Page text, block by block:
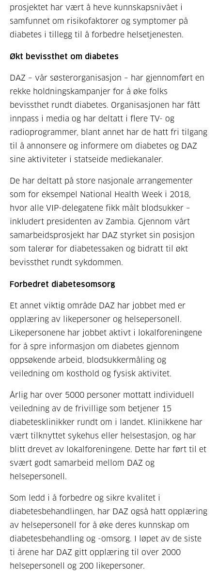
prosjektet har vært å heve kunnskapsnivået i
samfunnet om risikofaktorer og symptomer på
diabetes i tillegg til å forbedre helsetjenesten.
Økt bevissthet om diabetes
DAZ – vår søsterorganisasjon – har gjennomført en
rekke holdningskampanjer for å øke folks
bevissthet rundt diabetes. Organisasjonen har fått
innpass i media og har deltatt i flere TV- og
radioprogrammer, blant annet har de hatt fri tilgang
til å annonsere og informere om diabetes og DAZ
sine aktiviteter i statseide mediekanaler.
De har deltatt på store nasjonale arrangementer
som for eksempel National Health Week i 2018,
hvor alle VIP-delegatene fikk målt blodsukker –
inkludert presidenten av Zambia. Gjennom vårt
samarbeidsprosjekt har DAZ styrket sin posisjon
som talerør for diabetessaken og bidratt til økt
bevissthet rundt sykdommen.
Forbedret diabetesomsorg
Et annet viktig område DAZ har jobbet med er
opplæring av likepersoner og helsepersonell.
Likepersonene har jobbet aktivt i lokalforeningene
for å spre informasjon om diabetes gjennom
oppsøkende arbeid, blodsukkermåling og
veiledning om kosthold og fysisk aktivitet.
Årlig har over 5000 personer mottatt individuell
veiledning av de frivillige som betjener 15
diabetesklinikker rundt om i landet. Klinikkene har
vært tilknyttet sykehus eller helsestasjon, og har
blitt drevet av lokalforeningene. Dette har ført til et
svært godt samarbeid mellom DAZ og
helsepersonell.
Som ledd i å forbedre og sikre kvalitet i
diabetesbehandlingen, har DAZ også hatt opplæring
av helsepersonell for å øke deres kunnskap om
diabetesbehandling og -omsorg. I løpet av de siste
ti årene har DAZ gitt opplæring til over 2000
helsepersonell og 200 likepersoner.